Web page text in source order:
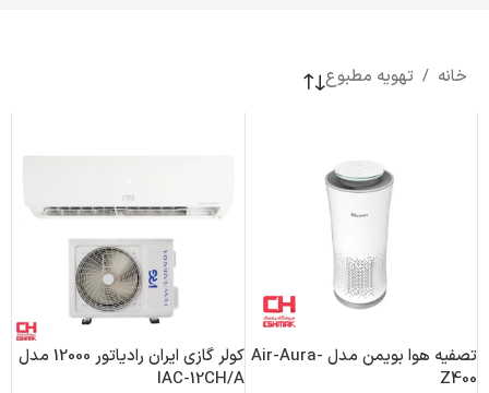
خانه / تهویه مطبوع
تصفیه هوا بویمن مدل Air-Aura-
Z400
کولر گازی ایران رادیاتور 12000 مدل
IAC-12CH/A